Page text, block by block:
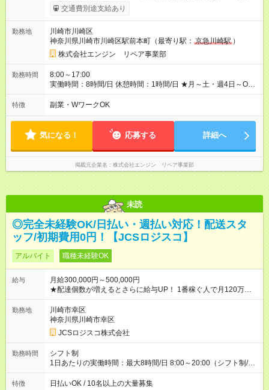
チェック後に日給を決定します！ ・現場数に応じて『日給が1.2
倍』！ ・その他手当により『1.5倍』になることも…！ ・その他
交通費規定支給 ◆残業手当あり ◆子供手当あり ◆宿泊手当あり
(2，000円/1日) ※宿泊を伴う現場の場合 ◆先輩スタッフの給与例
﹋﹋﹋﹋﹋﹋﹋﹋﹋﹋﹋ ・週5日勤務Aさん ＞＞日給11，000円
×20勤務 ＞＞月収22万円＋諸手当 【試用期間】試用期間あり 試
用期間の長さ：6ヶ月 ※ 雇用形態と給与に、本採用時と異なる部
分があります。 雇用形態：本採用時と同じです。 給与：日
円 121勤務目から日給1万1，000円～ となります。
::::: ::::: ::::: ::::: ::::: ::::::
交通費別途支給あり
勤務地
川崎市川崎区
神奈川県川崎市川崎区駅前本町（最寄り駅： 京急川崎駅 ）
株式会社エンジン リペア事業部
勤務時間
8:00～17:00
実働時間：8時間/日 休憩時間：1時間/日 ★月～土・週4日～OK
★週5日入れる方大歓迎！※日時相談OK ★時期により連休取得も
可能！ ＼毎月希望シフト提出で働きやすい！／ 毎月20日までに
OK
特徴 副業・WワークOK
気になる！ 応募する 詳細へ
掲載元企業名 株式会社エンジン リペア事業部
未読
◎完全未経験OK/日払い・週払い対応！配送スタ
ッフ/初期費用0円！【JCSロジスコ】
アルバイト 職種未経験OK
給与
月給300,000円～500,000円
★配達個数が増えるとさらに給与UP！ 1番稼ぐ人で月120万ほ
ど！ ・主要都市エリア 月収55万円／週5日稼働 月収65万~112
万円／週6日稼働 ・地方郊外エリア 月収40万円／週5日稼働 月
収40万円~50万円／週6日稼働 ＜モデルイメージ＞ ■月収50万
円 (27歳男性/江東区在住)※元建築関係 1日150個配達×25日勤務
(日休み) ■月収80万円(43歳男性/墨田区在住)※元営業 1日200個
勤務地
川崎市幸区
神奈川県川崎市幸区
JCSロジスコ株式会社
勤務時間
シフト制
1日あたりの実働時間：最大8時間/日 8:00～20:00（シフト制/実
働8時間） ※週5日勤務（場所次第では週4も有り） ※配達状況に
よって時間外での勤務可能性有り ※案件により多少の前後あり
特徴 日払いOK / 10名以上の大量募集